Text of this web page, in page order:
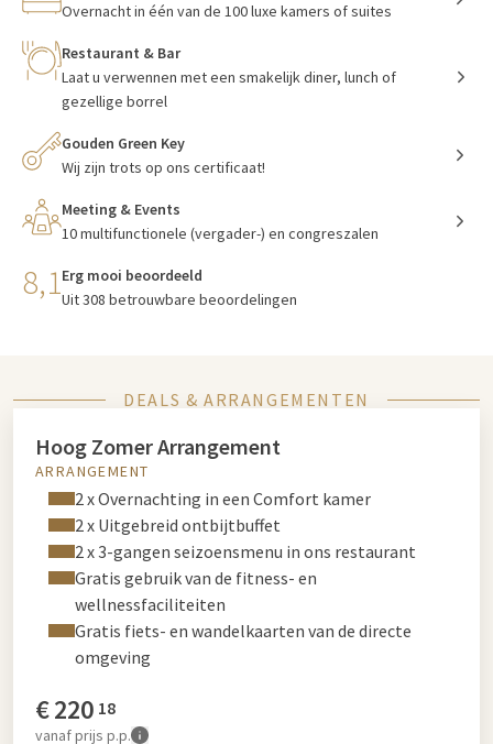
Overnacht in één van de 100 luxe kamers of suites
Restaurant & Bar
Laat u verwennen met een smakelijk diner, lunch of
gezellige borrel
Gouden Green Key
Wij zijn trots op ons certificaat!
Meeting & Events
10 multifunctionele (vergader-) en congreszalen
8,1Erg mooi beoordeeld
Uit 308 betrouwbare beoordelingen
DEALS & ARRANGEMENTEN
Hoog Zomer Arrangement
ARRANGEMENT
2 x Overnachting in een Comfort kamer
2 x Uitgebreid ontbijtbuffet
2 x 3-gangen seizoensmenu in ons restaurant
Gratis gebruik van de fitness- en
wellnessfaciliteiten
Gratis fiets- en wandelkaarten van de directe
omgeving
€220 18
vanafprijs p.p.